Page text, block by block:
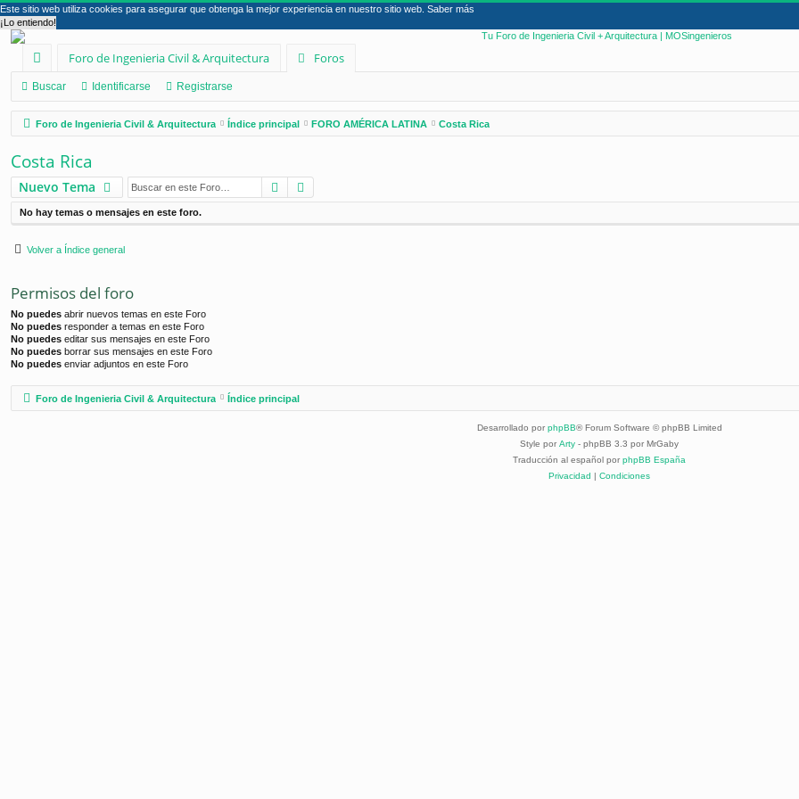
Este sitio web utiliza cookies para asegurar que obtenga la mejor experiencia en nuestro sitio web. Saber más
¡Lo entiendo!
nl
ac
es
rá
pi
d
os
Foro de Ingenieria Civil & Arquitectura
Foros
Buscar Identificarse Registrarse
Foro de Ingenieria Civil & Arquitectura Índice principal FORO AMÉRICA LATINA Costa Rica
Costa Rica
Nuevo Tema Buscar
No hay temas o mensajes en este foro.
Volver a Índice general
Permisos del foro
No puedes abrir nuevos temas en este Foro
No puedes responder a temas en este Foro
No puedes editar sus mensajes en este Foro
No puedes borrar sus mensajes en este Foro
No puedes enviar adjuntos en este Foro
Foro de Ingenieria Civil & Arquitectura Índice principal
Desarrollado por phpBB® Forum Software © phpBB Limited
Style por Arty - phpBB 3.3 por MrGaby
Traducción al español por phpBB España
Privacidad | Condiciones